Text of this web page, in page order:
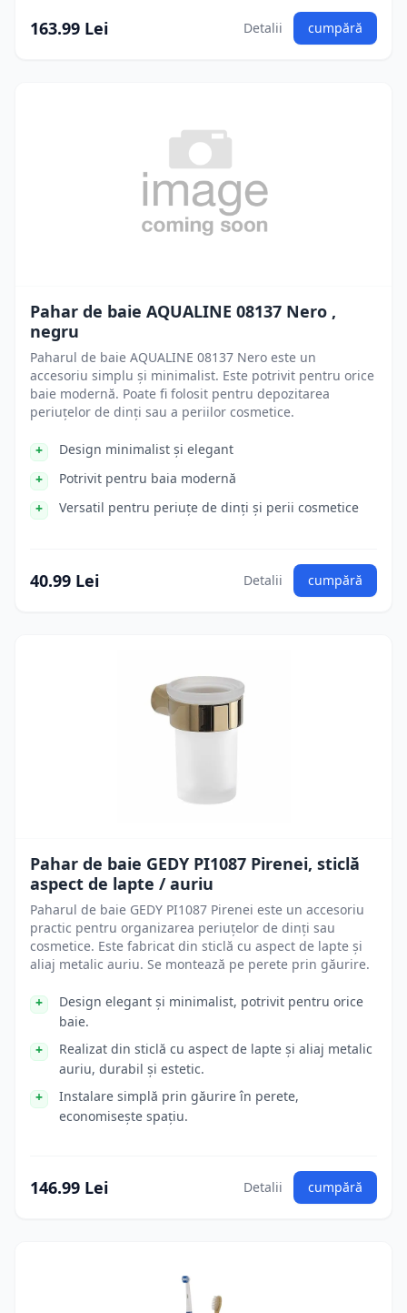
163.99 Lei Detalii cumpără
Pahar de baie AQUALINE 08137 Nero ,
negru
Paharul de baie AQUALINE 08137 Nero este un
accesoriu simplu și minimalist. Este potrivit pentru orice
baie modernă. Poate fi folosit pentru depozitarea
periuțelor de dinți sau a periilor cosmetice.
Design minimalist și elegant
Potrivit pentru baia modernă
Versatil pentru periuțe de dinți și perii cosmetice
40.99 Lei Detalii cumpără
Pahar de baie GEDY PI1087 Pirenei, sticlă
aspect de lapte / auriu
Paharul de baie GEDY PI1087 Pirenei este un accesoriu
practic pentru organizarea periuțelor de dinți sau
cosmetice. Este fabricat din sticlă cu aspect de lapte și
aliaj metalic auriu. Se montează pe perete prin găurire.
Design elegant și minimalist, potrivit pentru orice
baie.
Realizat din sticlă cu aspect de lapte și aliaj metalic
auriu, durabil și estetic.
Instalare simplă prin găurire în perete,
economisește spațiu.
146.99 Lei Detalii cumpără